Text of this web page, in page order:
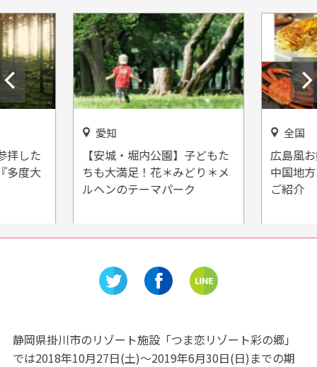
拝した
多度大
愛知
【安城・堀内公園】子どもた
ちも大満足！花＊みどり＊メ
ルヘンのテーマパーク
全国
広島風
中国地
ご紹介
静岡県掛川市のリゾート施設「つま恋リゾート彩の郷」
では2018年10月27日(土)～2019年6月30日(日)までの期